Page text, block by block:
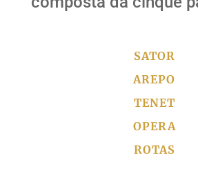
SATOR
AREPO
TENET
OPERA
ROTAS